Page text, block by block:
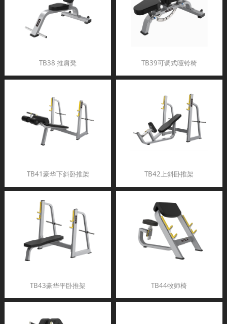
TB38 推肩凳 TB39可调式哑铃椅
TB41豪华下斜卧推架 TB42上斜卧推架
TB43豪华平卧推架 TB44牧师椅